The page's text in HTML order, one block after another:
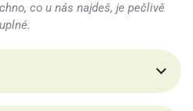
co u nás najdeš, je pečlivě